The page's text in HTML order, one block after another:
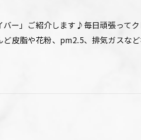
ー」ご紹介します♪毎日頑張って
皮脂や花粉、pm2.5、排気ガスな